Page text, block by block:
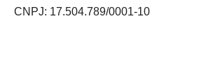
CNPJ: 17.504.789/0001-10